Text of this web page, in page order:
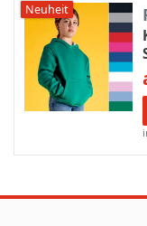
Neuheit